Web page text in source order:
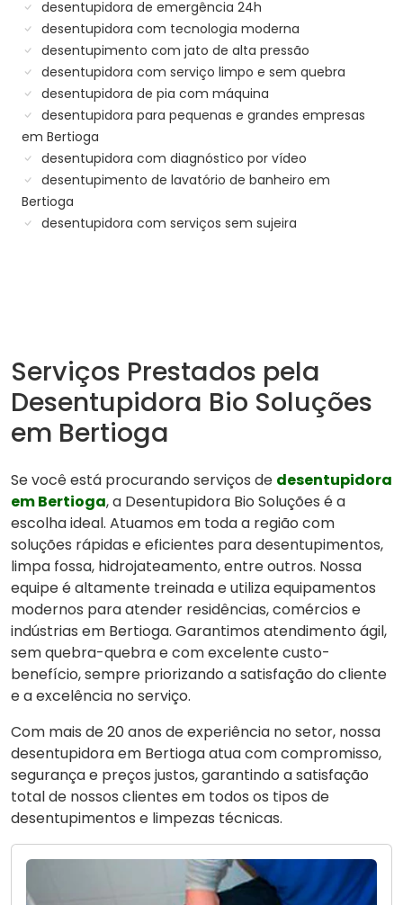
desentupidora de emergência 24h
desentupidora com tecnologia moderna
desentupimento com jato de alta pressão
desentupidora com serviço limpo e sem quebra
desentupidora de pia com máquina
desentupidora para pequenas e grandes empresas
em Bertioga
desentupidora com diagnóstico por vídeo
desentupimento de lavatório de banheiro em
Bertioga
desentupidora com serviços sem sujeira
Serviços Prestados pela
Desentupidora Bio Soluções
em Bertioga
Se você está procurando serviços de desentupidora
em Bertioga, a Desentupidora Bio Soluções é a
escolha ideal. Atuamos em toda a região com
soluções rápidas e eficientes para desentupimentos,
limpa fossa, hidrojateamento, entre outros. Nossa
equipe é altamente treinada e utiliza equipamentos
modernos para atender residências, comércios e
indústrias em Bertioga. Garantimos atendimento ágil,
sem quebra-quebra e com excelente custo-
benefício, sempre priorizando a satisfação do cliente
e a excelência no serviço.
Com mais de 20 anos de experiência no setor, nossa
desentupidora em Bertioga atua com compromisso,
segurança e preços justos, garantindo a satisfação
total de nossos clientes em todos os tipos de
desentupimentos e limpezas técnicas.